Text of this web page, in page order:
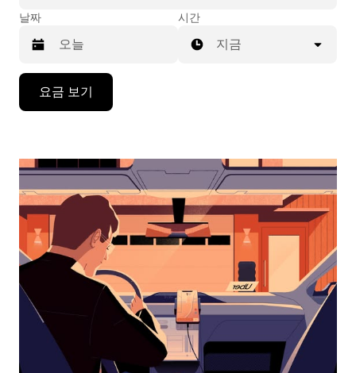
날짜
작
면
아
래
화
살
표
러
시간
지금
요금 보기